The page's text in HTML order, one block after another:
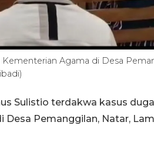
Agama di Desa
Sulistio terdakwa kasus
Pemanggilan, Natar,